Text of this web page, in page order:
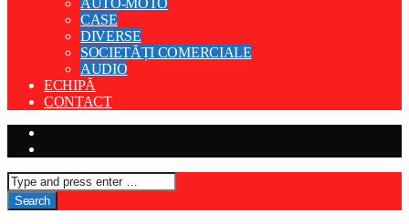
AUTO-MOTO
CASE
DIVERSE
SOCIETĂȚI COMERCIALE
AUDIO
ECHIPĂ
CONTACT